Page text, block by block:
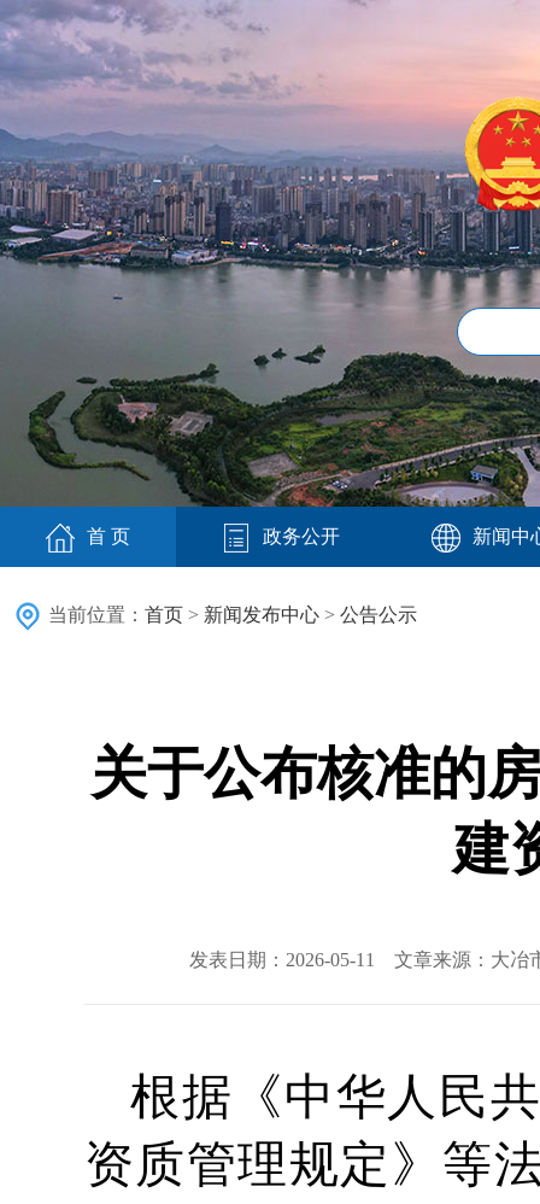
首 页 政务公开 新闻中
当前位置： 首页 > 新闻发布中心 > 公告公示
关于公布核准的
建
发表日期：2026-05-11 文章来源：大冶
根据《中华人民
资质管理规定》等